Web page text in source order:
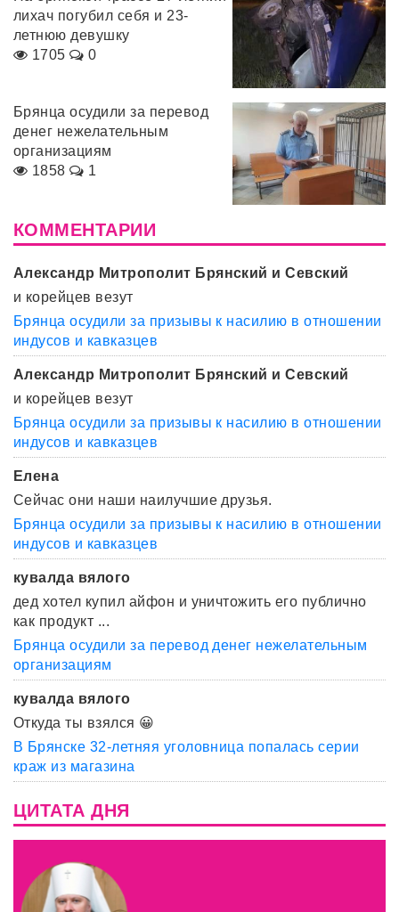
лихач погубил себя и 23-
летнюю девушку
1705
0
Брянца осудили за перевод
денег нежелательным
организациям
1858
1
КОММЕНТАРИИ
Александр Митрополит Брянский и Севский
и корейцев везут
Брянца осудили за призывы к насилию в отношении
индусов и кавказцев
Александр Митрополит Брянский и Севский
и корейцев везут
Брянца осудили за призывы к насилию в отношении
индусов и кавказцев
Елена
Сейчас они наши наилучшие друзья.
Брянца осудили за призывы к насилию в отношении
индусов и кавказцев
кувалда вялого
дед хотел купил айфон и уничтожить его публично
как продукт ...
Брянца осудили за перевод денег нежелательным
организациям
кувалда вялого
Откуда ты взялся 😀
В Брянске 32-летняя уголовница попалась серии
краж из магазина
ЦИТАТА ДНЯ